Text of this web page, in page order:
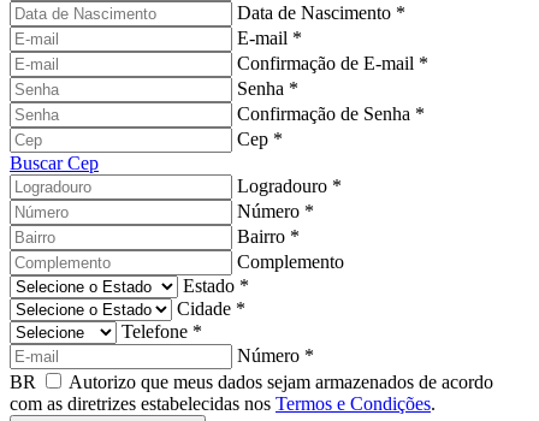
Data de Nascimento *
E-mail *
Confirmação de E-mail *
Senha *
Confirmação de Senha *
Cep *
Buscar Cep
Logradouro *
Número *
Bairro *
Complemento
Estado *
Cidade *
Telefone *
Número *
BR
Autorizo ​​que meus dados sejam armazenados de acordo
com as diretrizes estabelecidas nos Termos e Condições.